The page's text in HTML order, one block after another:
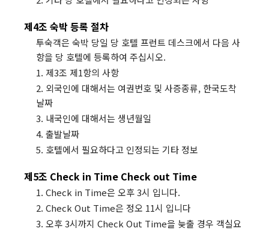
제4조 숙박 등록 절차
투숙객은 숙박 당일 당 호텔 프런트 데스크에서 다음 사
항을 당 호텔에 등록하여 주십시오.
1. 제3조 제1항의 사항
2. 외국인에 대해서는 여권번호 및 사증종류, 한국도착
날짜
3. 내국인에 대해서는 생년월일
4. 출발날짜
5. 호텔에서 필요하다고 인정되는 기타 정보
제5조 Check in Time Check out Time
1. Check in Time은 오후 3시 입니다.
2. Check Out Time은 정오 11시 입니다
3. 오후 3시까지 Check Out Time을 늦출 경우 객실요